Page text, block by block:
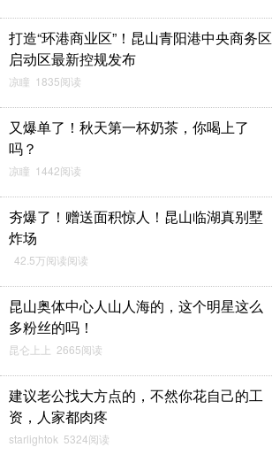
打造“环港商业区”！昆山青阳港中央商务区
启动区最新控规发布
凉瞳 1835阅读
又爆单了！秋天第一杯奶茶，你喝上了
吗？
凉瞳 1442阅读
夯爆了！赠送面积惊人！昆山临湖真别墅
炸场
42.5万阅读阅读
昆山奥体中心人山人海的，这个明星这么
多粉丝的吗！
昆仑上上 2665阅读
建议老公找大方点的，不然你花自己的工
资，人家都肉疼
starlightok 5324阅读